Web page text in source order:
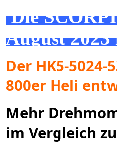
Die
August
Der HK5-
800er Heli
Mehr
im Vergleich